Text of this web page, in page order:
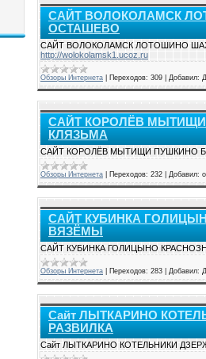
САЙТ ВОЛОКОЛАМСК
ОСТАШЕВО
САЙТ ВОЛОКОЛАМСК ЛОТОШИНО
http://wolokolamsk1.ucoz.ru
Обзоры Интернета Переходов: 309 Добавил:
САЙТ КОРОЛЁВ
КЛЯЗЬМА
САЙТ КОРОЛЁВ МЫТИЩИ ПУШКИНО
Обзоры Интернета Переходов: 232 Добавил:
САЙТ КУБИНКА
ВЯЗЁМЫ
САЙТ КУБИНКА ГОЛИЦЫНО
Обзоры Интернета Переходов: 283 Добавил:
Сайт ЛЫТКАРИНО
РАЗВИЛКА
Сайт ЛЫТКАРИНО КОТЕЛЬНИКИ